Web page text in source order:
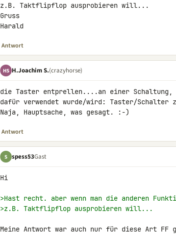
z.B. Taktflipflop ausprobieren will...
Gruss
Harald
Antwort
HS H.Joachim S.(crazyhorse)
die Taster entprellen....an einer Schaltung,
dafür verwendet wurde/wird: Taster/Schalter
Naja, Hauptsache, was gesagt. :-)
Antwort
S spess53Gast
Hi
>Hast recht. aber wenn man die anderen
>z.B. Taktflipflop ausprobieren will...
Meine Antwort war auch nur für diese Art FF